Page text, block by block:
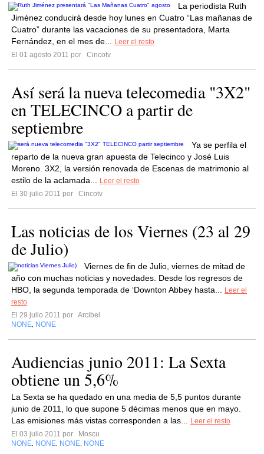
La periodista Ruth
Jiménez conducirá desde hoy lunes en Cuatro “Las mañanas de
Cuatro” durante las vacaciones de su presentadora, Marta
Fernández, en el mes de...
Leer el resto
El 01 agosto 2011 por
Cincotv
Así será la nueva telecomedia "3X2"
en TELECINCO a partir de
septiembre
Ya se perfila el
reparto de la nueva gran apuesta de Telecinco y José Luis
Moreno. 3X2, la versión renovada de Escenas de matrimonio al
estilo de la aclamada...
Leer el resto
El 30 julio 2011 por
Cincotv
Las noticias de los Viernes (23 al 29
de Julio)
Viernes de fin de Julio, viernes de mitad de
año con muchas noticias y novedades. Desde los regresos de
HBO, la segunda temporada de ‘Downton Abbey hasta...
Leer el
resto
El 29 julio 2011 por Arcibel
NONE NONE
Audiencias junio 2011: La Sexta
obtiene un 5,6%
La Sexta se ha quedado en una media de 5,5 puntos durante
junio de 2011, lo que supone 5 décimas menos que en mayo.
Las emisiones más vistas corresponden a las...
Leer el resto
El 03 julio 2011 por
Moscu
NONE NONE NONE NONE